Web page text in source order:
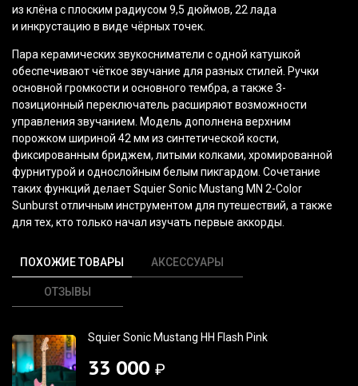
из клёна с плоским радиусом 9,5 дюймов, 22 лада
и инкрустацию в виде чёрных точек.
Пара керамических звукосниматели с одной катушкой
обеспечивают чёткое звучание для разных стилей. Ручки
основной громкости и основного тембра, а также 3-
позиционный переключатель расширяют возможности
управления звучанием. Модель дополнена верхним
порожком шириной 42 мм из синтетической кости,
фиксированным бриджем, литыми колками, хромированной
фурнитурой и однослойным белым пикгардом. Сочетание
таких функций делает Squier Sonic Mustang MN 2-Color
Sunburst отличным инструментом для путешествий, а также
для тех, кто только начал изучать первые аккорды.
ПОХОЖИЕ ТОВАРЫ АКСЕССУАРЫ
ОТЗЫВЫ
Squier Sonic Mustang HH Flash Pink
33 000 ₽